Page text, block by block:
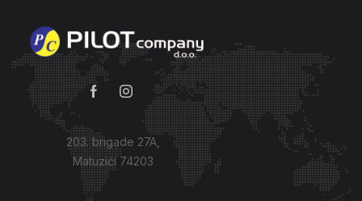
203. brigade 27A,
Matuzići 74203
Kako do nas?